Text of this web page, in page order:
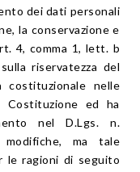
dei dati personali
la conservazione e
4, comma 1, lett. b
riservatezza del
nelle
ed ha
nel D.Lgs. n.
ma tale
le ragioni di seguito